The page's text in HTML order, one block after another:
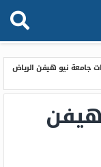
جامعة نيو هيفن الرياض